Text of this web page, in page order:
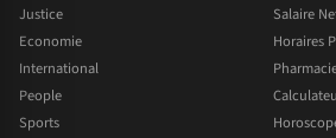
Justice
Economie
International
People
Sports
Salaire
Horaires